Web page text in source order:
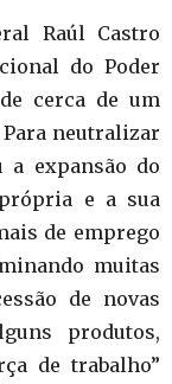
Raúl Castro
do Poder
cerca de um
neutralizar
a expansão do
e a sua
de emprego
muitas
de novas
produtos,
de trabalho”